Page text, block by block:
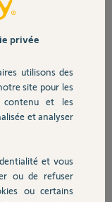
d'un moteur somfy ce
parfaitement
sous tension en
bouton stop de la
privée
utilisons des
site pour les
contenu et les
et analyser
et vous
ou de refuser
ou certains